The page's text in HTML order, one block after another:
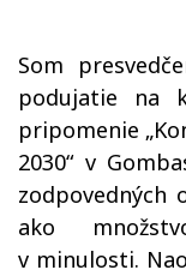
Som
podujatie na
pripomenie
2030“ v
zodpovedných
ako
v minulosti.